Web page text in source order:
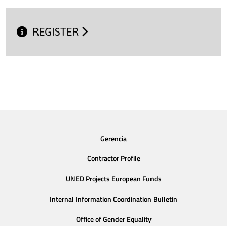
REGISTER
Gerencia
Contractor Profile
UNED Projects European Funds
Internal Information Coordination Bulletin
Office of Gender Equality